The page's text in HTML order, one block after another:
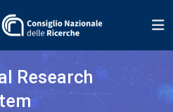
Research